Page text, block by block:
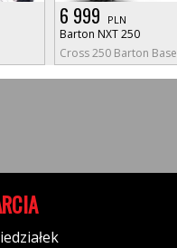
6 999 PLN
Barton NXT 250
Cross 250 Barton Base